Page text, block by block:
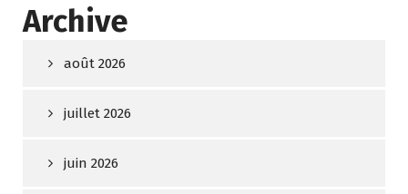
Archive
août 2026
juillet 2026
juin 2026